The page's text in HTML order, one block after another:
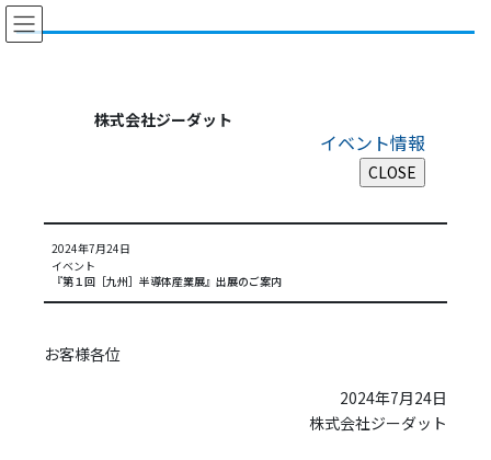
コ
ン
ナ
ビ
株式会社ジーダット
イベント情報
2024年7月24日
イベント
『第１回［九州］半導体産業展』出展のご案内
お客様各位
2024年7月24日
株式会社ジーダット